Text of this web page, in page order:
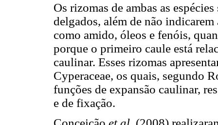
Os rizomas de ambas as
delgados, além de não
como amido, óleos e fenóis,
porque o primeiro caule está
caulinar. Esses rizomas
Cyperaceae, os quais, segundo
funções de expansão caulinar,
e de fixação.